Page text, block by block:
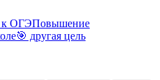
к ОГЭПовышение
🎯 другая цель